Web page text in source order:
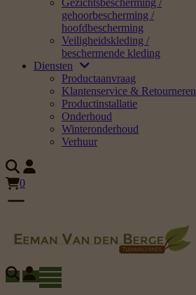
Gezichtsbescherming /
gehoorbescherming /
hoofdbescherming
Veiligheidskleding /
beschermende kleding
Diensten
Productaanvraag
Klantenservice & Retourneren
Productinstallatie
Onderhoud
Winteronderhoud
Verhuur
0